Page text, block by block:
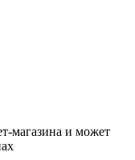
магазина и может